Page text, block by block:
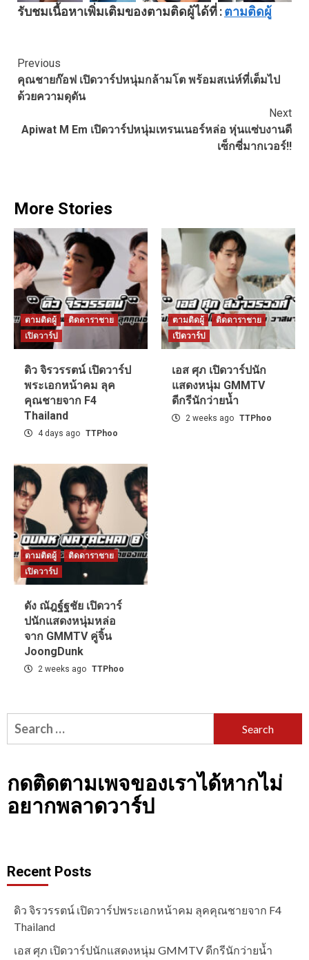
รับชมเนื้อหาเพิ่มเติมของตามติดผู้ได้ที่ :ตามติดผู้
Continue
Reading
Previous
คุณชายก๊อฟ เปิดวาร์ปหนุ่มกล้ามโต พร้อมสเน่ห์ที่เต็มไป
ด้วยความดุดัน
Next
Apiwat M Em เปิดวาร์ปหนุ่มเทรนเนอร์หล่อ หุ่นแซ่บงานดี
เซ็กซี่มากเวอร์!!
More Stories
ตามติดผู้
ติดดาราชาย
เปิดวาร์ป
ดิว จิรวรรตน์ เปิดวาร์ป
พระเอกหน้าคม ลุค
คุณชายจาก F4
Thailand
4 days ago TTPhoo
ตามติดผู้
ติดดาราชาย
เปิดวาร์ป
เอส ศุภ เปิดวาร์ปนัก
แสดงหนุ่ม GMMTV
ดีกรีนักว่ายน้ำ
2 weeks ago TTPhoo
ตามติดผู้
ติดดาราชาย
เปิดวาร์ป
ดัง ณัฎฐ์ฐชัย เปิดวาร์
ปนักแสดงหนุ่มหล่อ
จาก GMMTV คู่จิ้น
JoongDunk
2 weeks ago TTPhoo
Search
for:
กดติดตามเพจของเราได้หากไม่
อยากพลาดวาร์ป
Recent Posts
ดิว จิรวรรตน์ เปิดวาร์ปพระเอกหน้าคม ลุคคุณชายจาก F4
Thailand
เอส ศุภ เปิดวาร์ปนักแสดงหนุ่ม GMMTV ดีกรีนักว่ายน้ำ